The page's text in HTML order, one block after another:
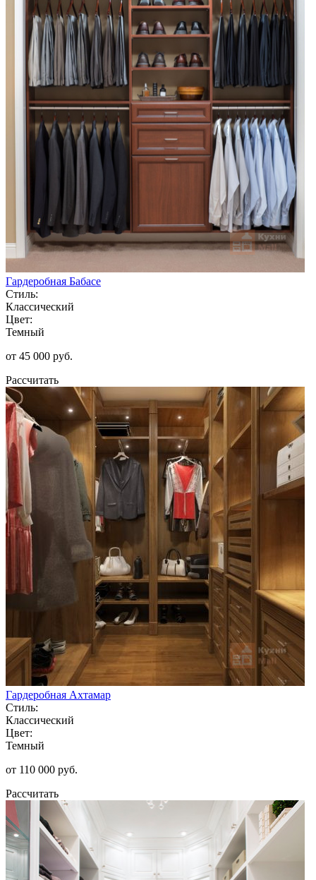
Гардеробная Бабасе
Стиль:
Классический
Цвет:
Темный
от 45 000 руб.
Рассчитать
Гардеробная Ахтамар
Стиль:
Классический
Цвет:
Темный
от 110 000 руб.
Рассчитать